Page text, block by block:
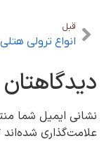
قبل
نشانی ایمیل شما
علامت‌گذاری شده‌اند